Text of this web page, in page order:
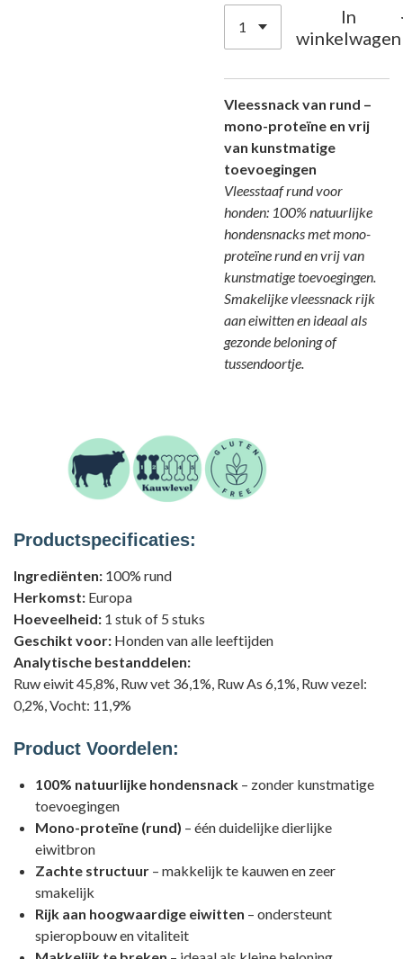
In
winkelwagen
Vleessnack van rund –
mono-proteïne en vrij
van kunstmatige
toevoegingen
Vleesstaaf rund voor
honden: 100% natuurlijke
hondensnacks met mono-
proteïne rund en vrij van
kunstmatige toevoegingen.
Smakelijke vleessnack rijk
aan eiwitten en ideaal als
gezonde beloning of
tussendoortje.
Productspecificaties:
Ingrediënten: 100% rund
Herkomst: Europa
Hoeveelheid: 1 stuk of 5 stuks
Geschikt voor: Honden van alle leeftijden
Analytische bestanddelen:
Ruw eiwit 45,8%, Ruw vet 36,1%, Ruw As 6,1%, Ruw vezel:
0,2%, Vocht: 11,9%
Product Voordelen:
100% natuurlijke hondensnack – zonder kunstmatige
toevoegingen
Mono-proteïne (rund) – één duidelijke dierlijke
eiwitbron
Zachte structuur – makkelijk te kauwen en zeer
smakelijk
Rijk aan hoogwaardige eiwitten – ondersteunt
spieropbouw en vitaliteit